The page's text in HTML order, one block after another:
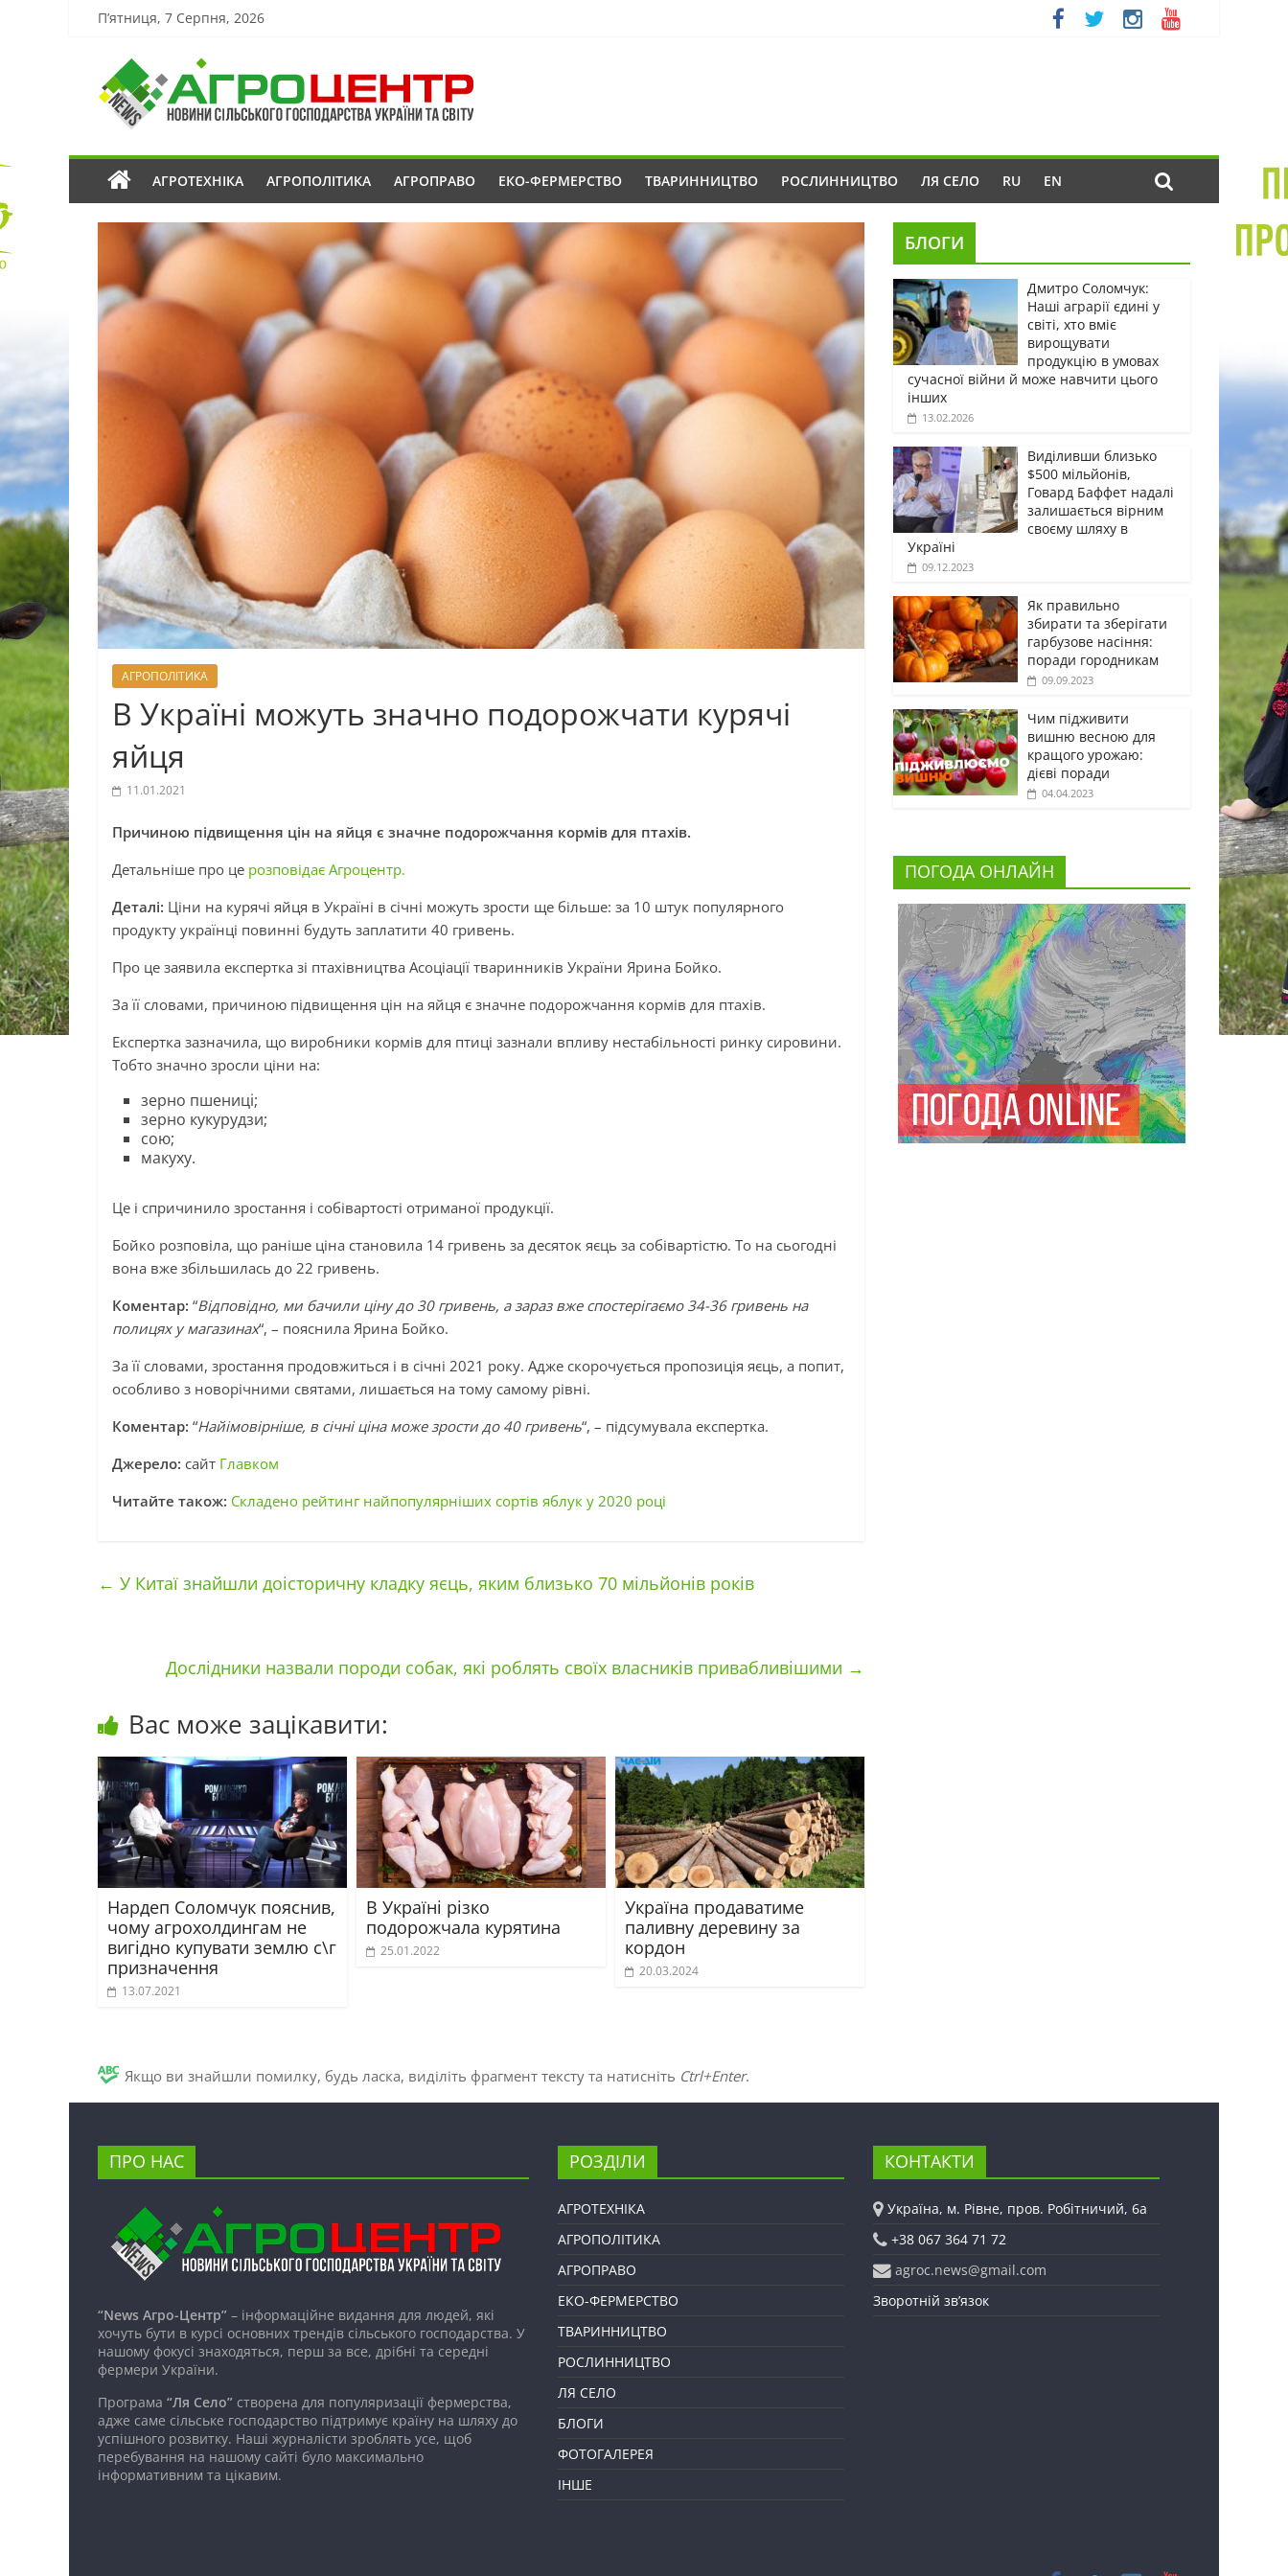
П’ятниця, 7 Серпня, 2026
АГРОТЕХНІКА АГРОПОЛІТИКА АГРОПРАВО ЕКО-ФЕРМЕРСТВО ТВАРИННИЦТВО РОСЛИННИЦТВО ЛЯ СЕЛО RU EN
АГРОПОЛІТИКА
В Україні можуть значно подорожчати курячі
яйця
11.01.2021
Причиною підвищення цін на яйця є значне подорожчання кормів для птахів.
Детальніше про це розповідає Агроцентр.
Деталі: Ціни на курячі яйця в Україні в січні можуть зрости ще більше: за 10 штук популярного
продукту українці повинні будуть заплатити 40 гривень.
Про це заявила експертка зі птахівництва Асоціації тваринників України Ярина Бойко.
За її словами, причиною підвищення цін на яйця є значне подорожчання кормів для птахів.
Експертка зазначила, що виробники кормів для птиці зазнали впливу нестабільності ринку сировини.
Тобто значно зросли ціни на:
зерно пшениці;
зерно кукурудзи;
сою;
макуху.
Це і спричинило зростання і собівартості отриманої продукції.
Бойко розповіла, що раніше ціна становила 14 гривень за десяток яєць за собівартістю. То на сьогодні
вона вже збільшилась до 22 гривень.
Коментар: “Відповідно, ми бачили ціну до 30 гривень, а зараз вже спостерігаємо 34-36 гривень на
полицях у магазинах“, – пояснила Ярина Бойко.
За її словами, зростання продовжиться і в січні 2021 року. Адже скорочується пропозиція яєць, а попит,
особливо з новорічними святами, лишається на тому самому рівні.
Коментар: “Найімовірніше, в січні ціна може зрости до 40 гривень“, – підсумувала експертка.
Джерело: сайт Главком
Читайте також: Складено рейтинг найпопулярніших сортів яблук у 2020 році
← У Китаї знайшли доісторичну кладку яєць, яким близько 70 мільйонів років
Дослідники назвали породи собак, які роблять своїх власників привабливішими →
Вас може зацікавити:
Нардеп Соломчук пояснив,
чому агрохолдингам не
вигідно купувати землю с\г
призначення
13.07.2021
В Україні різко
подорожчала курятина
25.01.2022
Україна продаватиме
паливну деревину за
кордон
20.03.2024
БЛОГИ
Дмитро Соломчук:
Наші аграрії єдині у
світі, хто вміє
вирощувати
продукцію в умовах
сучасної війни й може навчити цього
інших
13.02.2026
Виділивши близько
$500 мільйонів,
Говард Баффет надалі
залишається вірним
своєму шляху в
Україні
09.12.2023
Як правильно
збирати та зберігати
гарбузове насіння:
поради городникам
09.09.2023
Чим підживити
вишню весною для
кращого урожаю:
дієві поради
04.04.2023
ПОГОДА ОНЛАЙН
Якщо ви знайшли помилку, будь ласка, виділіть фрагмент тексту та натисніть Ctrl+Enter.
ПРО НАС
“News Агро-Центр” – інформаційне видання для людей, які
хочуть бути в курсі основних трендів сільського господарства. У
нашому фокусі знаходяться, перш за все, дрібні та середні
фермери України.
Програма “Ля Село” створена для популяризації фермерства,
адже саме сільське господарство підтримує країну на шляху до
успішного розвитку. Наші журналісти зроблять усе, щоб
перебування на нашому сайті було максимально
інформативним та цікавим.
РОЗДІЛИ
АГРОТЕХНІКА
АГРОПОЛІТИКА
АГРОПРАВО
ЕКО-ФЕРМЕРСТВО
ТВАРИННИЦТВО
РОСЛИННИЦТВО
ЛЯ СЕЛО
БЛОГИ
ФОТОГАЛЕРЕЯ
ІНШЕ
КОНТАКТИ
Україна, м. Рівне, пров. Робітничий, 6а
+38 067 364 71 72
agroc.news@gmail.com
Зворотній зв’язок